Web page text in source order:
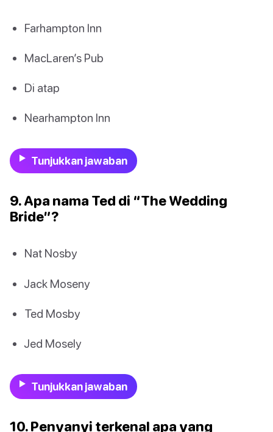
Farhampton Inn
MacLaren’s Pub
Di atap
Nearhampton Inn
Tunjukkan jawaban
9. Apa nama Ted di “The Wedding
Bride”?
Nat Nosby
Jack Moseny
Ted Mosby
Jed Mosely
Tunjukkan jawaban
10. Penyanyi terkenal apa yang